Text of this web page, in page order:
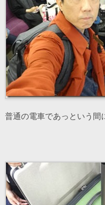
普通の電車であっという間